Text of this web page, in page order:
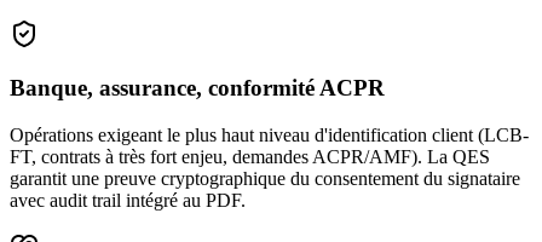
Banque, assurance, conformité ACPR
Opérations exigeant le plus haut niveau d'identification client (LCB-
FT, contrats à très fort enjeu, demandes ACPR/AMF). La QES
garantit une preuve cryptographique du consentement du signataire
avec audit trail intégré au PDF.